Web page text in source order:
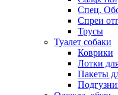
Спец.
Спреи
Трусы
Туалет собаки
Коврики
Лотки
Пакеты